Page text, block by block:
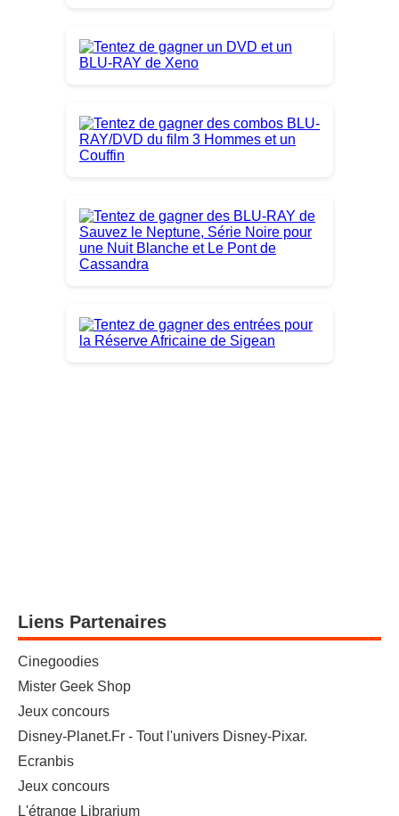
Liens Partenaires
Cinegoodies
Mister Geek Shop
Jeux concours
Disney-Planet.Fr - Tout l'univers Disney-Pixar.
Ecranbis
Jeux concours
L'étrange Librarium